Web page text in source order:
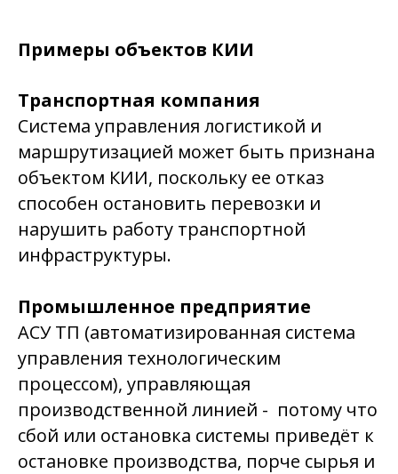
Примеры объектов КИИ
Транспортная компания
Система управления логистикой и
маршрутизацией может быть признана
объектом КИИ, поскольку ее отказ
способен остановить перевозки и
нарушить работу транспортной
инфраструктуры.
Промышленное предприятие
АСУ ТП (автоматизированная система
управления технологическим
процессом), управляющая
производственной линией - потому что
сбой или остановка системы приведёт к
остановке производства, порче сырья и